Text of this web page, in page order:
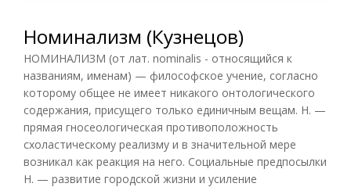
Номинализм (Кузнецов)
НОМИНАЛИЗМ (от лат. nominalis - относящийся к
названиям, именам) — философское учение, согласно
которому общее не имеет никакого онтологического
содержания, присущего только единичным вещам. Н. —
прямая гносеологическая противоположность
схоластическому реализму и в значительной мере
возникал как реакция на него. Социальные предпосылки
Н. — развитие городской жизни и усиление